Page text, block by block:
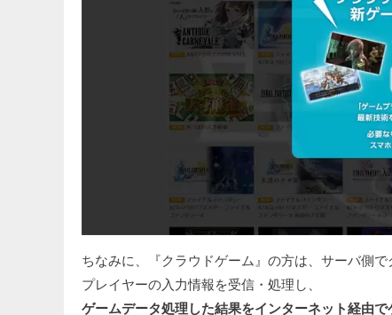
ちなみに、『クラウドゲーム』の方は、サーバ側
プレイヤーの入力情報を受信・処理し、
ゲームデータ処理した結果をインターネット経由